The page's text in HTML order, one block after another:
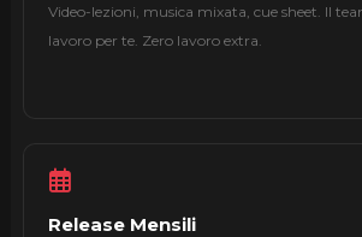
Video-lezioni, musica mixata, cue sheet. Il
lavoro per te. Zero lavoro extra.
Release Mensili